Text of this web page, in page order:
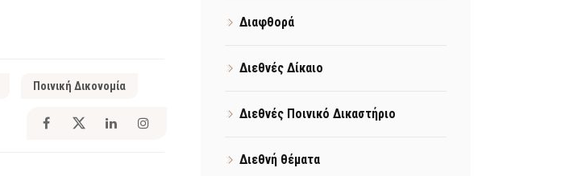
Ποινική Δικονομία
Διαφθορά
Διεθνές Δίκαιο
Διεθνές Ποινικό Δικαστήριο
Διεθνή θέματα